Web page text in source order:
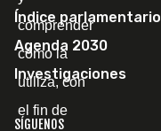
Índice parlamentario
Agenda 2030
Investigaciones
SÍGUENOS
comprender
cómo la
utiliza, con
el fin de